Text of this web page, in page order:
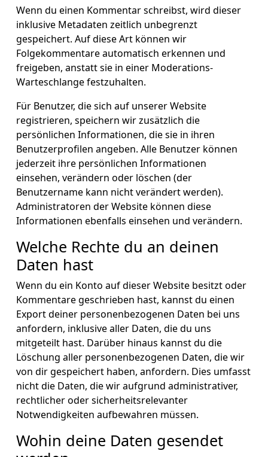
Wenn du einen Kommentar schreibst, wird dieser
inklusive Metadaten zeitlich unbegrenzt
gespeichert. Auf diese Art können wir
Folgekommentare automatisch erkennen und
freigeben, anstatt sie in einer Moderations-
Warteschlange festzuhalten.
Für Benutzer, die sich auf unserer Website
registrieren, speichern wir zusätzlich die
persönlichen Informationen, die sie in ihren
Benutzerprofilen angeben. Alle Benutzer können
jederzeit ihre persönlichen Informationen
einsehen, verändern oder löschen (der
Benutzername kann nicht verändert werden).
Administratoren der Website können diese
Informationen ebenfalls einsehen und verändern.
Welche Rechte du an deinen
Daten hast
Wenn du ein Konto auf dieser Website besitzt oder
Kommentare geschrieben hast, kannst du einen
Export deiner personenbezogenen Daten bei uns
anfordern, inklusive aller Daten, die du uns
mitgeteilt hast. Darüber hinaus kannst du die
Löschung aller personenbezogenen Daten, die wir
von dir gespeichert haben, anfordern. Dies umfasst
nicht die Daten, die wir aufgrund administrativer,
rechtlicher oder sicherheitsrelevanter
Notwendigkeiten aufbewahren müssen.
Wohin deine Daten gesendet